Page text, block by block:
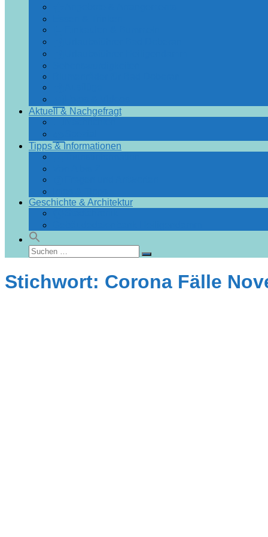
Aktuell & Nachgefragt
Tipps & Informationen
Geschichte & Architektur
Suchen
nach:
Suchen
Stichwort: Corona Fälle